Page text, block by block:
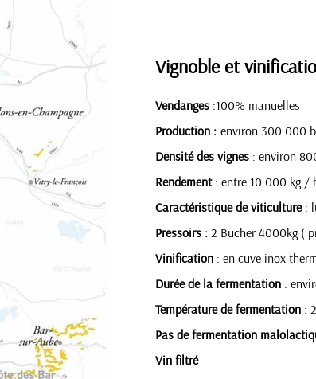
Vignoble et
Vendanges :100% manuelles
Production : environ 300 000
Densité des vignes : environ
Rendement: entre 10 000 kg /
Caractéristique de viticulture:
Pressoirs : 2 Bucher 4000kg (
Vinification : en cuve inox
Durée de la fermentation :
Température de fermentation :
Pas de fermentation
Vin filtré